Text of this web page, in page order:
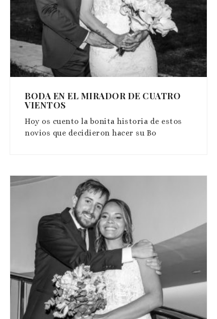
BODA EN EL MIRADOR DE CUATRO
VIENTOS
Hoy os cuento la bonita historia de estos
novios que decidieron hacer su Bo